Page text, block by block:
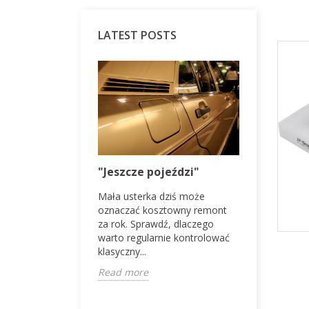
LATEST POSTS
"Jeszcze pojeździ"
Mała usterka dziś może
oznaczać kosztowny remont
za rok. Sprawdź, dlaczego
warto regularnie kontrolować
klasyczny...
Read more
VW
psuje
klasyk,
usterki i